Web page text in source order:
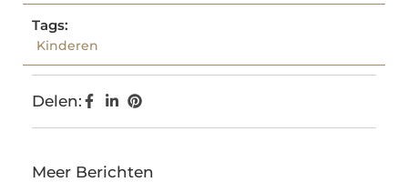
Tags:
Kinderen
Delen:
Meer Berichten